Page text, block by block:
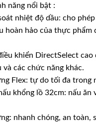
năng nổi bật :
nhiệt độ dầu: cho
hoàn hảo của thực phẩm
khiển DirectSelect cao
và các chức năng khác.
Flex: tự do tối đa trong
khổng lồ 32cm: nấu ăn
nhanh chóng, an toàn,